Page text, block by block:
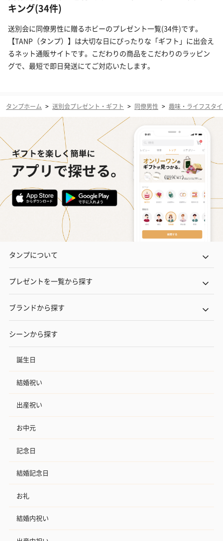
キング(34件)
送別会に同僚男性に贈るホビーのプレゼント一覧(34件)です。
【TANP（タンプ）】は大切な日にぴったりな「ギフト」に出会え
るネット通販サイトです。こだわりの商品をこだわりのラッピン
グで、最短で即日発送にてご対応いたします。
タンプホーム > 送別会プレゼント・ギフト > 同僚男性 > 趣味・ライフスタ
タンプについて
プレゼントを一覧から探す
ブランドから探す
シーンから探す
誕生日
結婚祝い
出産祝い
お中元
記念日
結婚記念日
お礼
結婚内祝い